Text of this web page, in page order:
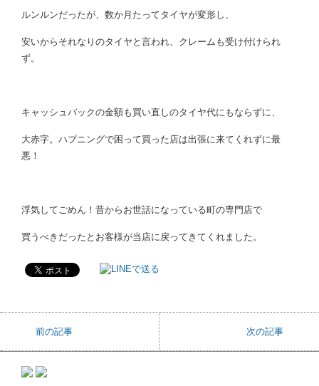
ルンルンだったが、数か月たってタイヤが変形し、
安いからそれなりのタイヤと言われ、クレームも受け付けられ
ず。
キャッシュバックの金額も買い直しのタイヤ代にもならずに、
大赤字。ハプニングで困って買った店は出張に来てくれずに最
悪！
浮気してごめん！昔からお世話になっている町の専門店で
買うべきだったとお客様が当店に戻ってきてくれました。
前の記事 次の記事